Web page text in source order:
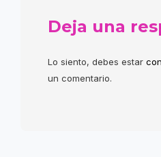
Deja una
Lo siento, debes estar
un comentario.